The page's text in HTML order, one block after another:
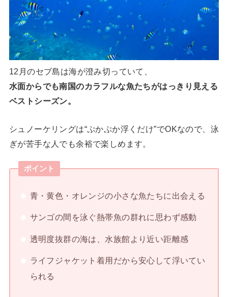
12月のセブ島は海が澄み切っていて、
水面からでも南国のカラフルな魚たちがはっきり見える
ベストシーズン。
シュノーケリングは“ぷかぷか浮くだけ”でOKなので、泳
ぎが苦手な人でも余裕で楽しめます。
ポイント
青・黄色・オレンジの小さな魚たちに出会える
サンゴの間を泳ぐ熱帯魚の群れに思わず感動
透明度抜群の海は、水族館より近い距離感
ライフジャケット着用だから安心して浮いてい
られる